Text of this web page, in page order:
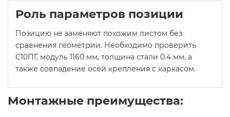
Роль параметров позиции
Позицию не заменяют похожим листом без
сравнения геометрии. Необходимо проверить
С10ПГ, модуль 1160 мм, толщина стали 0.4 мм, а
также совпадение осей крепления с каркасом.
Монтажные преимущества: